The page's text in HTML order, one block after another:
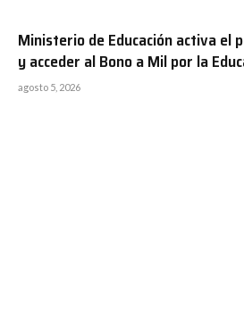
Ministerio de Educación activa el
y acceder al Bono a Mil por la
agosto 5, 2026